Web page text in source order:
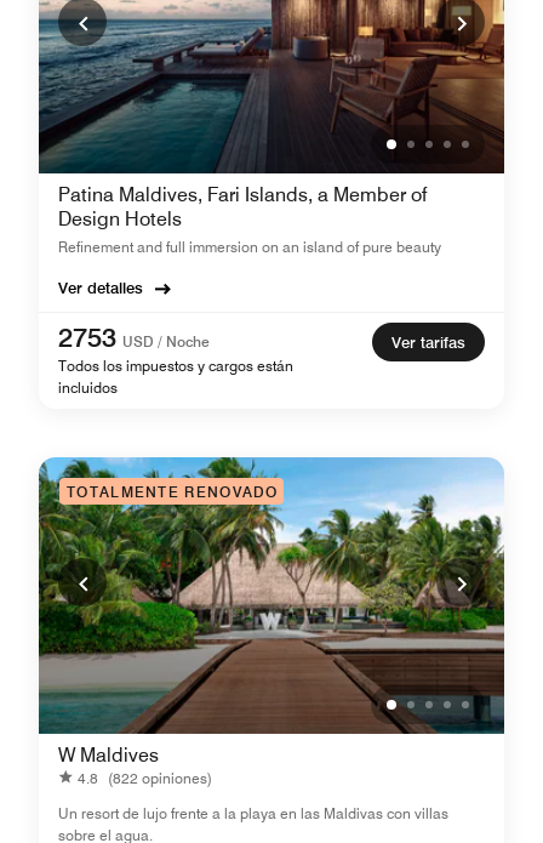
Patina Maldives, Fari Islands, a Member of
Design Hotels
Refinement and full immersion on an island of pure beauty
Ver detalles
2753 USD / Noche
Todos los impuestos y cargos están
incluidos
Ver tarifas
TOTALMENTE RENOVADO
W Maldives
4.8
(822 opiniones)
Un resort de lujo frente a la playa en las Maldivas con villas
sobre el agua.